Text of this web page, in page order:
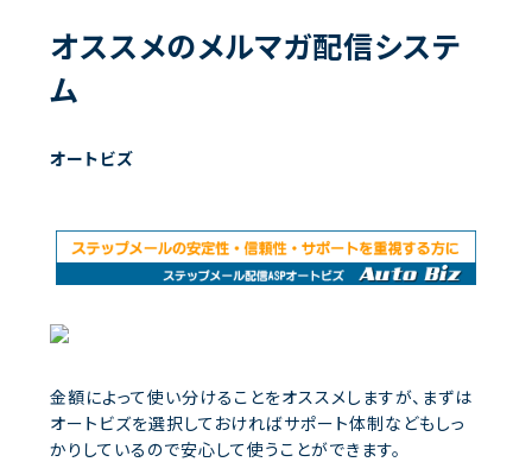
オススメのメルマガ配信システ
ム
オートビズ
金額によって使い分けることをオススメしますが、まずは
オートビズを選択しておければサポート体制などもしっ
かりしているので安心して使うことができます。